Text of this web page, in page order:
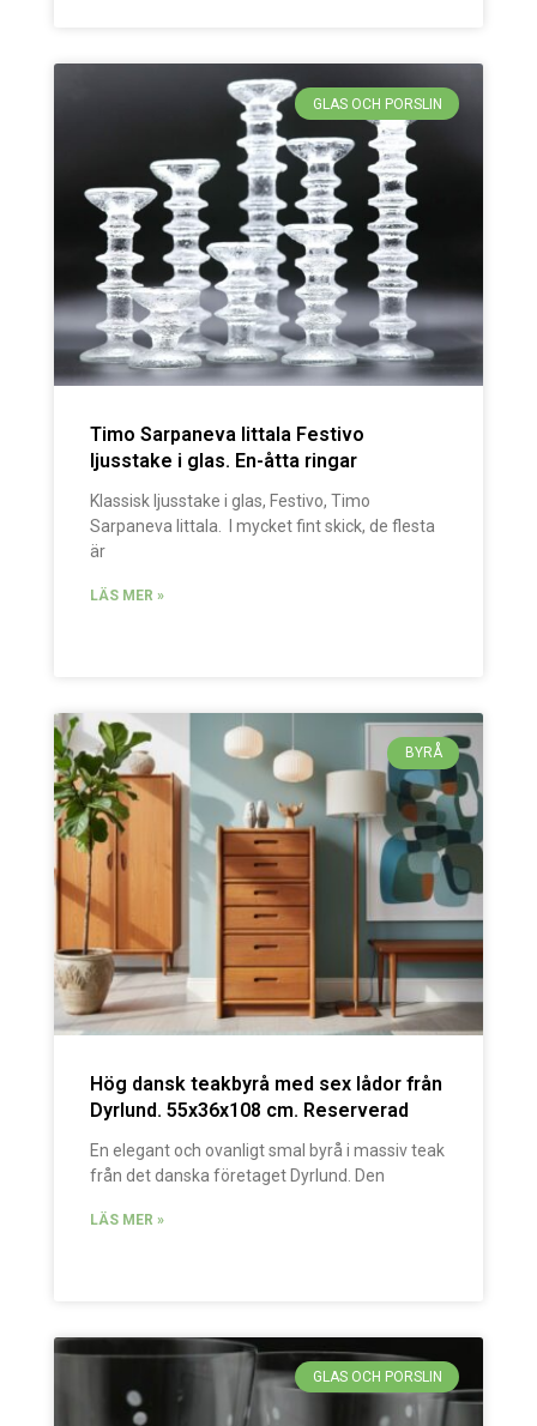
GLAS OCH PORSLIN
Timo Sarpaneva Iittala Festivo
ljusstake i glas. En-åtta ringar
Klassisk ljusstake i glas, Festivo, Timo
Sarpaneva Iittala. I mycket fint skick, de flesta
är
LÄS MER »
BYRÅ
Hög dansk teakbyrå med sex lådor från
Dyrlund. 55x36x108 cm. Reserverad
En elegant och ovanligt smal byrå i massiv teak
från det danska företaget Dyrlund. Den
LÄS MER »
GLAS OCH PORSLIN